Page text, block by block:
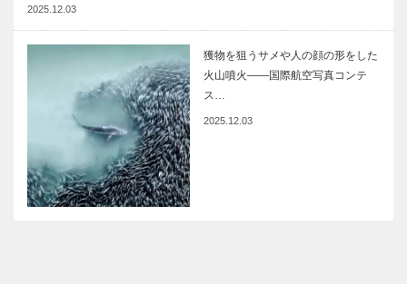
2025.12.03
獲物を狙うサメや人の顔の形をした
火山噴火――国際航空写真コンテ
ス…
2025.12.03